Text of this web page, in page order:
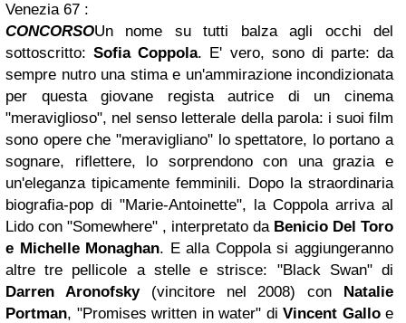
Venezia 67 :
CONCORSOUn nome su tutti balza agli occhi del
sottoscritto:Sofia Coppola. E' vero, sono di parte: da
sempre nutro una stima e un'ammirazione incondizionata
per questa giovane regista autrice di un cinema
"meraviglioso", nel senso letterale della parola: i suoi film
sono opere che "meravigliano" lo spettatore, lo portano a
sognare, riflettere, lo sorprendono con una grazia e
un'eleganza tipicamente femminili. Dopo la straordinaria
biografia-pop di "Marie-Antoinette", la Coppola arriva al
Lido con "Somewhere" , interpretato da Benicio Del Toro
e Michelle Monaghan. E alla Coppola si aggiungeranno
altre tre pellicole a stelle e strisce: "Black Swan" di
Darren Aronofsky(vincitore nel 2008) con Natalie
Portman, "Promises written in water" di Vincent Galloe